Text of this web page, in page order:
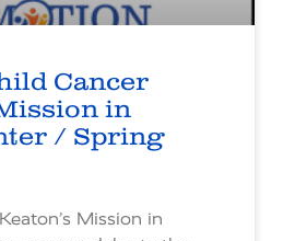
Cancer
in
/ Spring
Mission in